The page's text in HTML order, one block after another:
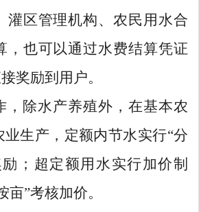
灌区管理机构、农民用水合
，也可以通过水费结算凭证
奖励到用户。
，除水产养殖外，在基本农
业生产，定额内节水实行“分
；超定额用水实行加价制
亩”考核加价。